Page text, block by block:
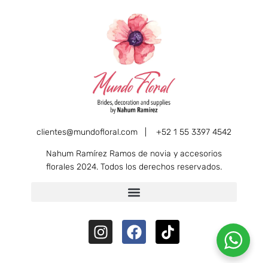
clientes@mundofloral.com | +52 1 55 3397 4542
Nahum Ramírez Ramos de novia y accesorios
florales 2024. Todos los derechos reservados.